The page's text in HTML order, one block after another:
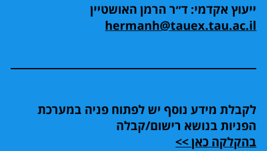
ייעוץ אקדמי: ד״ר הרמן האושטיין
hermanh@tauex.tau.ac.il
לקבלת מידע נוסף יש לפתוח פניה במערכת
הפניות בנושא רישום/קבלה
בהקלקה כאן >>